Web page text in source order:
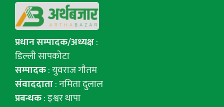
प्रधान सम्पादक/अध्यक्ष:
डिल्ली सापकोटा
सम्पादक: युवराज गाैतम
संवाददाता: नमिता दुलाल
प्रबन्धक: इश्वर थापा